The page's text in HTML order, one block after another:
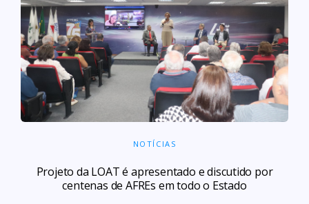
NOTÍCIAS
Projeto da LOAT é apresentado e discutido por
centenas de AFREs em todo o Estado